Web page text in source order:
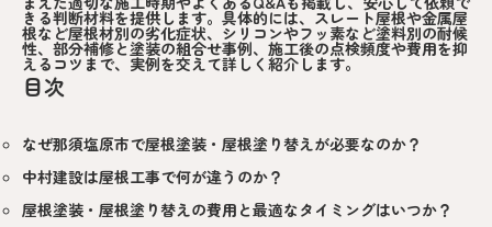
きる判断材料を提供します。具体的には、スレート屋根や金属屋
根など屋根材別の劣化症状、シリコンやフッ素など塗料別の耐候
性、部分補修と塗装の組合せ事例、施工後の点検頻度や費用を抑
えるコツまで、実例を交えて詳しく紹介します。
目次
なぜ那須塩原市で屋根塗装・屋根塗り替えが必要なのか？
中村建設は屋根工事で何が違うのか？
屋根塗装・屋根塗り替えの費用と最適なタイミングはいつか？